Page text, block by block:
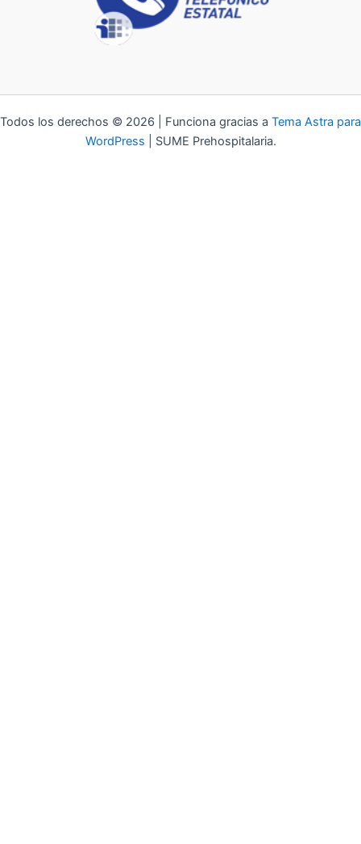
Todos los derechos © 2026 | Funciona gracias a Tema Astra para
WordPress | SUME Prehospitalaria.